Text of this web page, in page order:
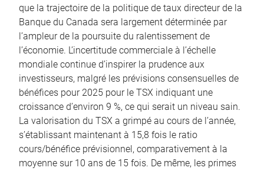
que la trajectoire de la politique de taux directeur de la
Banque du Canada sera largement déterminée par
l’ampleur de la poursuite du ralentissement de
l’économie. L’incertitude commerciale à l’échelle
mondiale continue d’inspirer la prudence aux
investisseurs, malgré les prévisions consensuelles de
bénéfices pour 2025 pour le TSX indiquant une
croissance d’environ 9 %, ce qui serait un niveau sain.
La valorisation du TSX a grimpé au cours de l’année,
s’établissant maintenant à 15,8 fois le ratio
cours/bénéfice prévisionnel, comparativement à la
moyenne sur 10 ans de 15 fois. De même, les primes